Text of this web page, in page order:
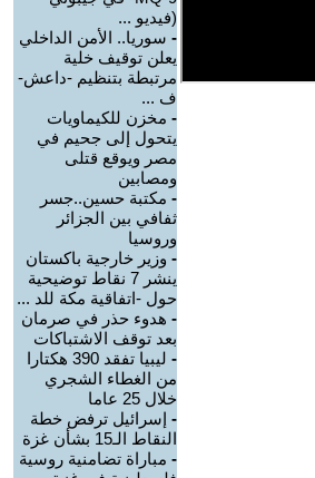
(فيديو ...
- سوريا.. الأمن الداخلي
يعلن توقيف خلية
مرتبطة بتنظيم -داعش-
ف ...
- مخزن للكيماويات
يتحول إلى جحيم في
مصر ويوقع قتلى
ومصابين
- مكتبة حسين..جسر
ثفافي بين الجزائر
وروسيا
- وزير خارجية باكستان
ينشر 7 نقاط توضيحية
حول -اتفاقية مكة للد ...
- هدوء حذر في صرمان
بعد توقف الاشتباكات
-
ليبيا تفقد 390 هكتارا
من الغطاء الشجري
خلال 25 عاما
- إسرائيل ترفض خطة
النقاط الـ15 بشأن غزة
- مباراة تضامنية روسية